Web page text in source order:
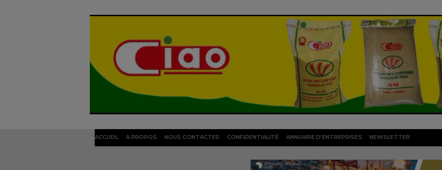
ACCUEIL A PROPOS NOUS CONTACTER CONFIDENTIALITÉ ANNUAIRE D’ENTREPRISES NEWSLETTER